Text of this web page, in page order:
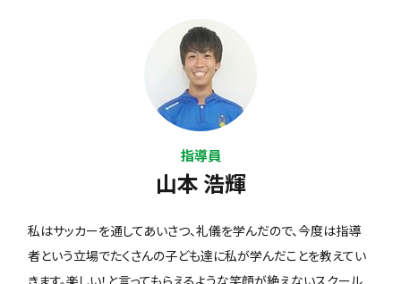
指導員
山本 浩輝
私はサッカーを通してあいさつ、礼儀を学んだので、今度は指導
者という立場でたくさんの子ども達に私が学んだことを教えてい